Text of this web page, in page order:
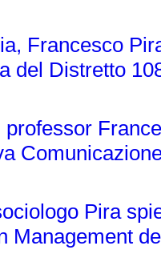
Francesco
del Distretto
professor
Pira
Management